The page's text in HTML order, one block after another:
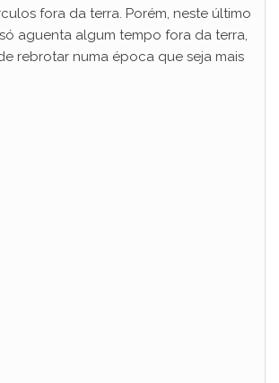
fora da terra. Porém, neste último
aguenta algum tempo fora da terra,
rebrotar numa época que seja mais